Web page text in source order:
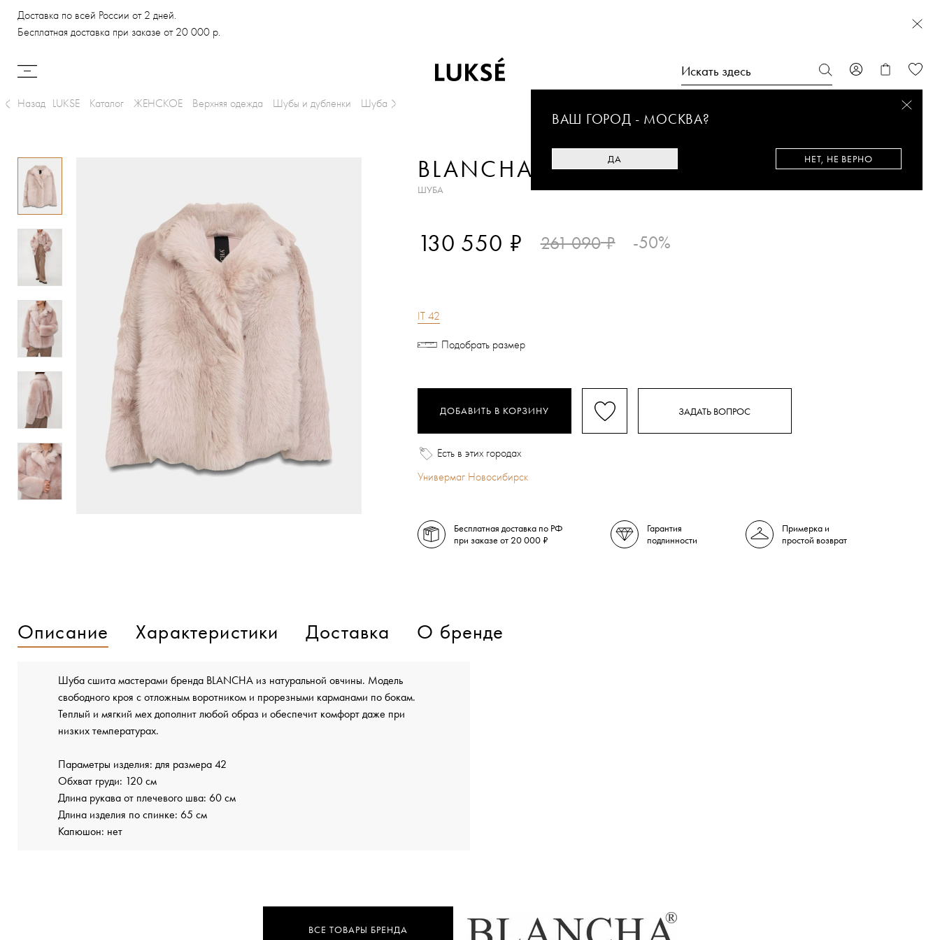
Доставка по всей России от 2 дней.
Бесплатная доставка при заказе от 20 000 р.
ВАШ ГОРОД - МОСКВА?
ДА НЕТ, НЕ ВЕРНО
Назад LUKSE Каталог ЖЕНСКОЕ Верхняя одежда Шубы и дубленки Шуба
BLANCHA
ШУБА
130 550 ₽ 261 090₽ -50%
IT 42
Подобрать размер
ДОБАВИТЬ В КОРЗИНУ ЗАДАТЬ ВОПРОС
Есть в этих городах
Универмаг Новосибирск
Бесплатная доставка по РФ
при заказе от 20 000 ₽
Гарантия
подлинности
Примерка и
простой возврат
Описание Характеристики Доставка О бренде
Шуба сшита мастерами бренда BLANCHA из натуральной овчины. Модель
свободного кроя с отложным воротником и прорезными карманами по бокам.
Теплый и мягкий мех дополнит любой образ и обеспечит комфорт даже при
низких температурах.
Параметры изделия: для размера 42
Обхват груди: 120 см
Длина рукава от плечевого шва: 60 см
Длина изделия по спинке: 65 см
Капюшон: нет
ВСЕ ТОВАРЫ БРЕНДА